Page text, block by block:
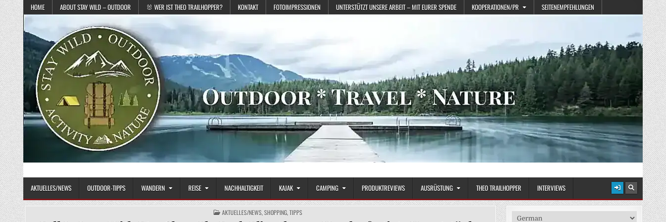
Skip to content
HOME ABOUT STAY WILD – OUTDOOR 🐰 WER IST THEO TRAILHOPPER? KONTAKT FOTOIMPRESSIONEN UNTERSTÜTZT UNSERE ARBEIT – MIT EURER SPENDE KOOPERATIONEN/PR SEITENEMPFEHLUNGEN
STAY WILD – OUTDOOR
AKTUELLES/NEWS OUTDOOR-TIPPS WANDERN REISE NACHHALTIGKEIT KAJAK CAMPING PRODUKTREVIEWS AUSRÜSTUNG THEO TRAILHOPPER INTERVIEWS
POSTED IN
AKTUELLES/NEWS,SHOPPING,TIPPS